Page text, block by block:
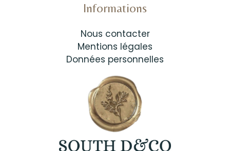
Informations
Nous contacter
Mentions légales
Données personnelles